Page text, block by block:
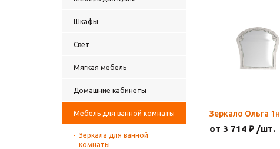
Шкафы
Свет
Мягкая мебель
Домашние кабинеты
Мебель для ванной комнаты
Зеркала для ванной
комнаты
Зеркало Ольга 1н
от 3 714 ₽ /шт.